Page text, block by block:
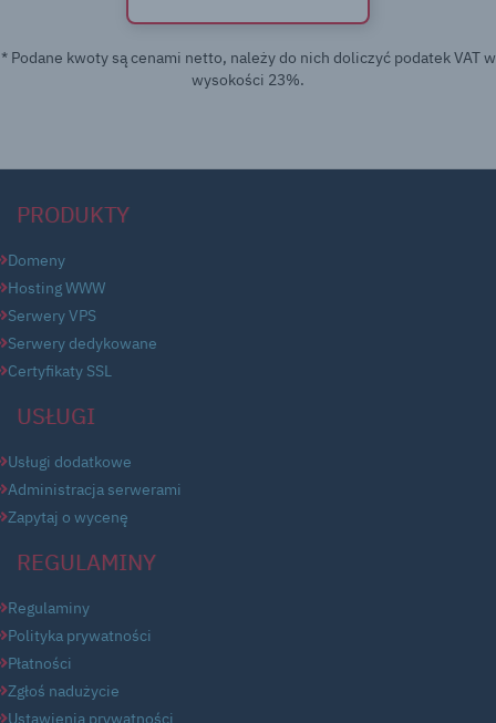
* Podane kwoty są cenami netto, należy do nich doliczyć podatek VAT w
wysokości 23%.
PRODUKTY
Domeny
Hosting WWW
Serwery VPS
Serwery dedykowane
Certyfikaty SSL
USŁUGI
Usługi dodatkowe
Administracja serwerami
Zapytaj o wycenę
REGULAMINY
Regulaminy
Polityka prywatności
Płatności
Zgłoś nadużycie
Ustawienia prywatności